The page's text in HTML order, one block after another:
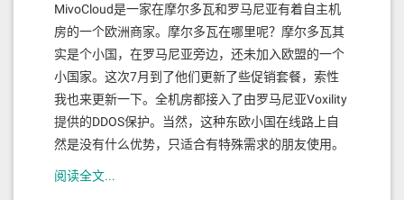
MivoCloud是一家在摩尔多瓦和罗马尼亚有着自主机
房的一个欧洲商家。摩尔多瓦在哪里呢？摩尔多瓦其
实是个小国，在罗马尼亚旁边，还未加入欧盟的一个
小国家。这次7月到了他们更新了些促销套餐，索性
我也来更新一下。全机房都接入了由罗马尼亚Voxility
提供的DDOS保护。当然，这种东欧小国在线路上自
然是没有什么优势，只适合有特殊需求的朋友使用。
阅读全文...